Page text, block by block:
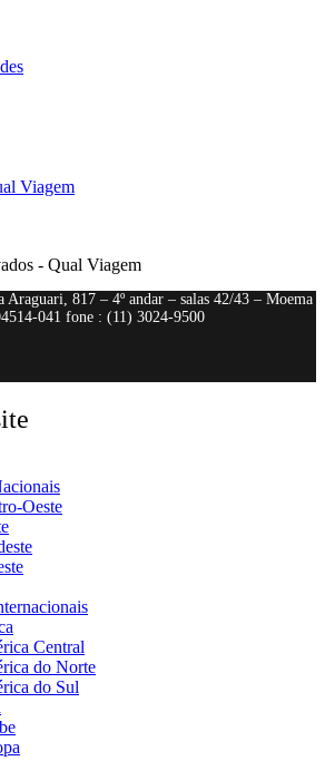
Viagem
- Qual Viagem
Araguari, 817 – 4º andar – salas 42/43 – Moema
041 fone : (11) 3024-9500
Oeste
Central
do Norte
do Sul